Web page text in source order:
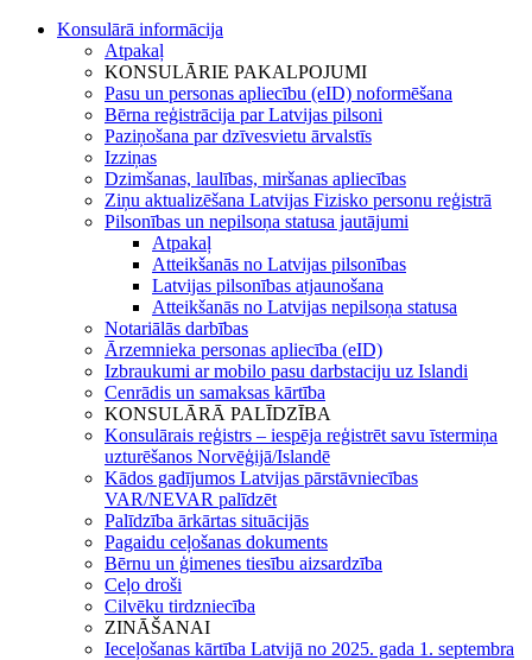
Konsulārā informācija
Atpakaļ
KONSULĀRIE PAKALPOJUMI
Pasu un personas apliecību (eID) noformēšana
Bērna reģistrācija par Latvijas pilsoni
Paziņošana par dzīvesvietu ārvalstīs
Izziņas
Dzimšanas, laulības, miršanas apliecības
Ziņu aktualizēšana Latvijas Fizisko personu reģistrā
Pilsonības un nepilsoņa statusa jautājumi
Atpakaļ
Atteikšanās no Latvijas pilsonības
Latvijas pilsonības atjaunošana
Atteikšanās no Latvijas nepilsoņa statusa
Notariālās darbības
Ārzemnieka personas apliecība (eID)
Izbraukumi ar mobilo pasu darbstaciju uz Islandi
Cenrādis un samaksas kārtība
KONSULĀRĀ PALĪDZĪBA
Konsulārais reģistrs – iespēja reģistrēt savu īstermiņa
uzturēšanos Norvēģijā/Islandē
Kādos gadījumos Latvijas pārstāvniecības
VAR/NEVAR palīdzēt
Palīdzība ārkārtas situācijās
Pagaidu ceļošanas dokuments
Bērnu un ģimenes tiesību aizsardzība
Ceļo droši
Cilvēku tirdzniecība
ZINĀŠANAI
Ieceļošanas kārtība Latvijā no 2025. gada 1. septembra